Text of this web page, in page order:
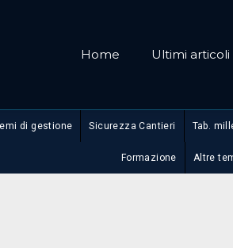
Home Ultimi articoli
di gestione Sicurezza Cantieri Tab.
Formazione Altre